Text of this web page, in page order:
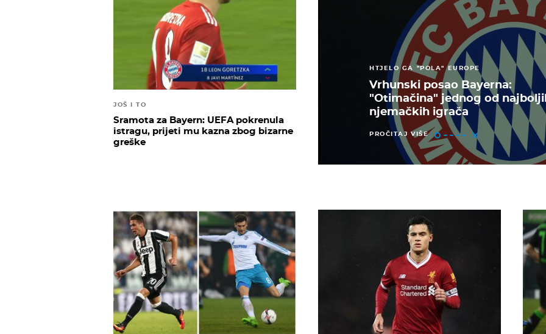
JOŠ I TO
Sramota za Bayern: UEFA pokrenula
istragu, prijeti mu kazna zbog bizarne
greške
HTJELO GA "POLA" EUROPE
Vrhunski posao Bayerna:
"Otimačina" jednog od
njemačkih igrača
PROČITAJ VIŠE